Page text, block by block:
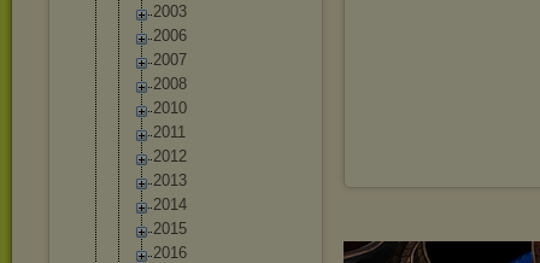
2003
2006
2007
2008
2010
2011
2012
2013
2014
2015
2016